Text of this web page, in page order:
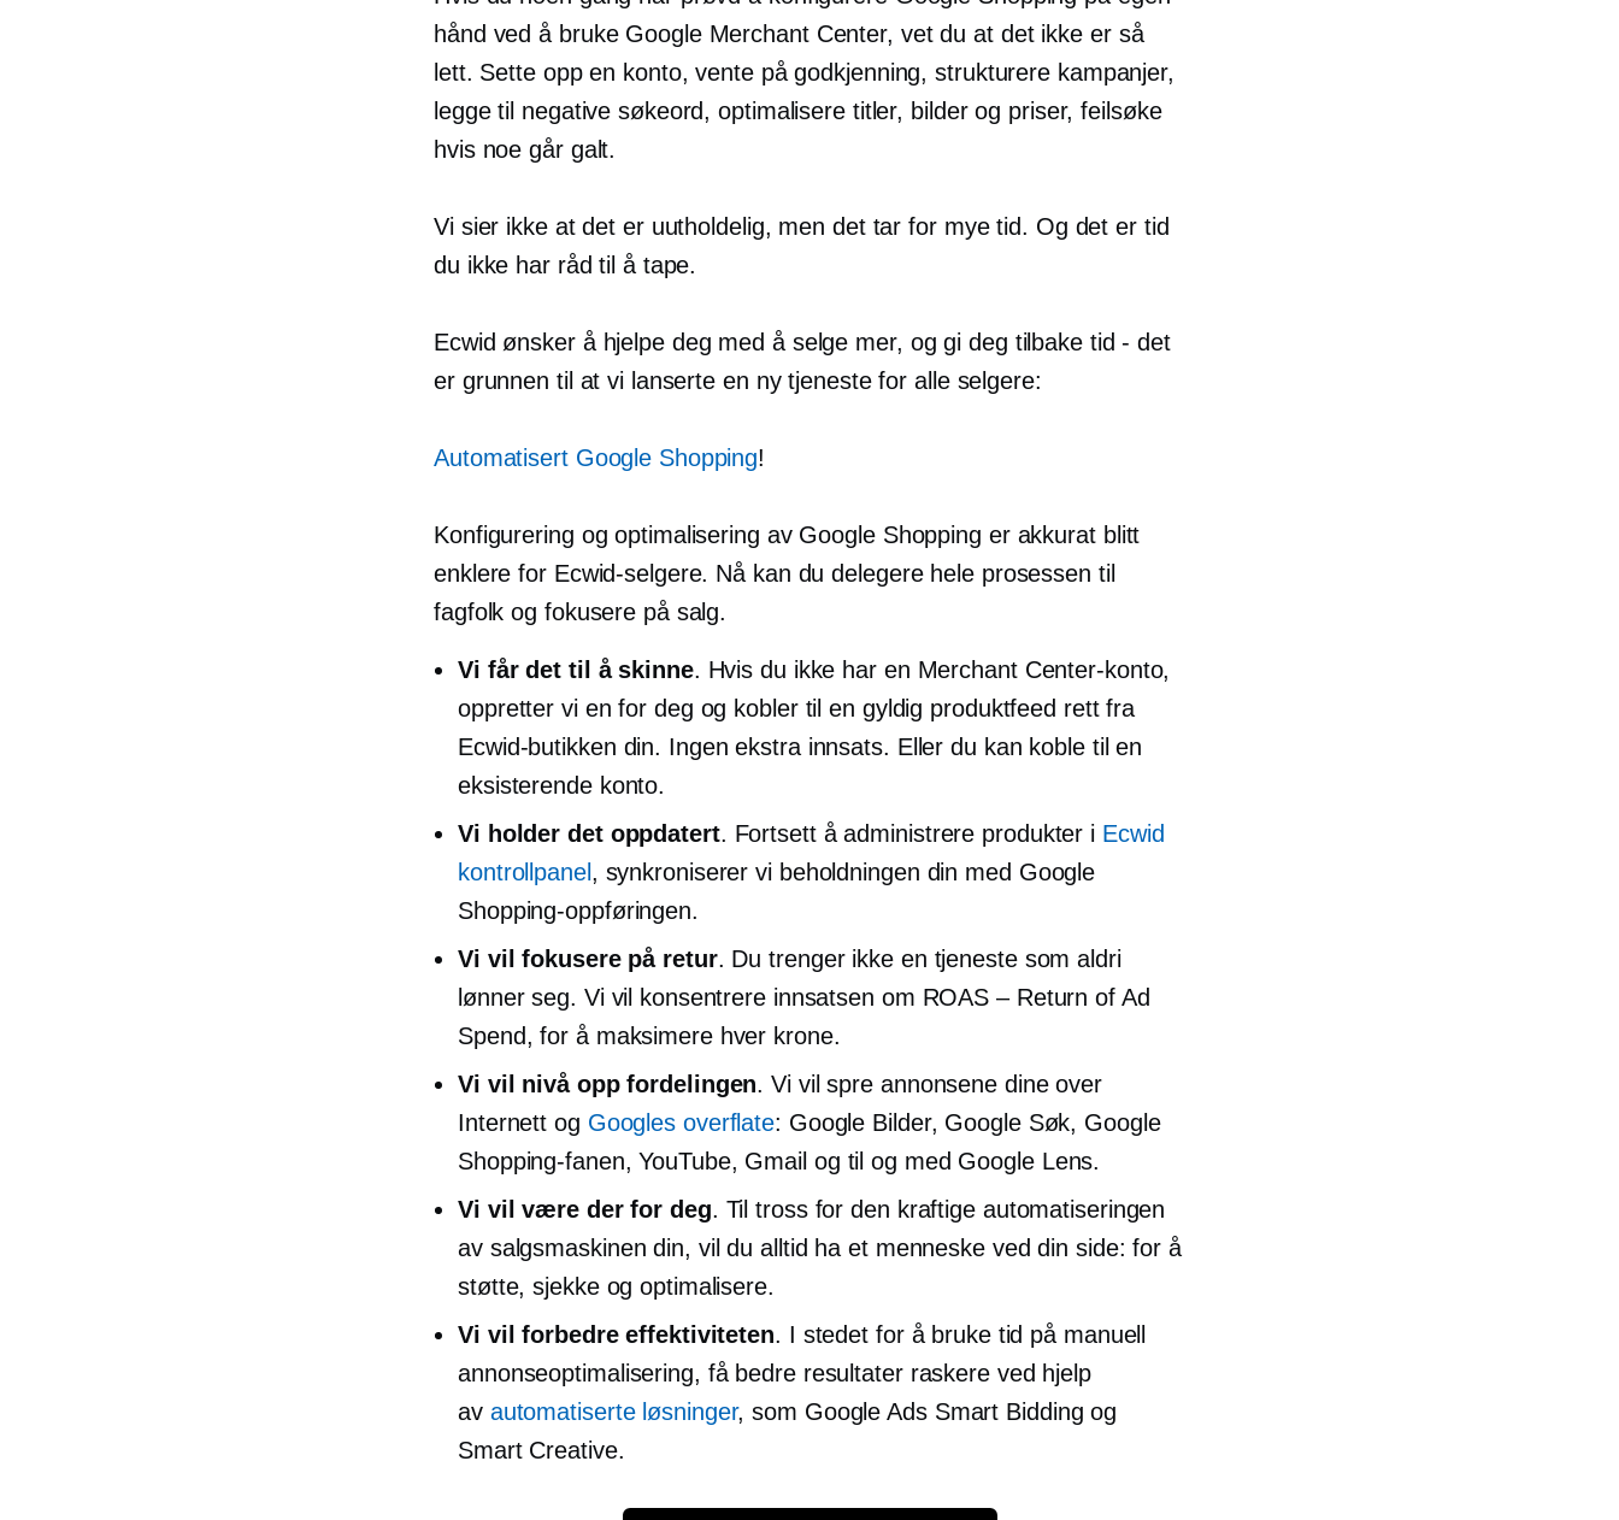
hånd ved å bruke Google Merchant Center, vet du at det ikke er så
lett. Sette opp en konto, vente på godkjenning, strukturere kampanjer,
legge til negative søkeord, optimalisere titler, bilder og priser, feilsøke
hvis noe går galt.
Vi sier ikke at det er uutholdelig, men det tar for mye tid. Og det er tid
du ikke har råd til å tape.
Ecwid ønsker å hjelpe deg med å selge mer, og gi deg tilbake tid - det
er grunnen til at vi lanserte en ny tjeneste for alle selgere:
Automatisert Google Shopping!
Konfigurering og optimalisering av Google Shopping er akkurat blitt
enklere for Ecwid-selgere. Nå kan du delegere hele prosessen til
fagfolk og fokusere på salg.
Vi får det til å skinne. Hvis du ikke har en Merchant Center-konto,
oppretter vi en for deg og kobler til en gyldig produktfeed rett fra
Ecwid-butikken din. Ingen ekstra innsats. Eller du kan koble til en
eksisterende konto.
Vi holder det oppdatert. Fortsett å administrere produkter i Ecwid
kontrollpanel , synkroniserer vi beholdningen din med Google
Shopping-oppføringen.
Vi vil fokusere på retur. Du trenger ikke en tjeneste som aldri
lønner seg. Vi vil konsentrere innsatsen om ROAS – Return of Ad
Spend, for å maksimere hver krone.
Vi vil nivå oppfordelingen. Vi vil spre annonsene dine over
Internett og Googles overflate: Google Bilder, Google Søk, Google
Shopping-fanen, YouTube, Gmail og til og med Google Lens.
Vi vil være der for deg. Til tross for den kraftige automatiseringen
av salgsmaskinen din, vil du alltid ha et menneske ved din side: for å
støtte, sjekke og optimalisere.
Vi vil forbedre effektiviteten. I stedet for å bruke tid på manuell
annonseoptimalisering, få bedre resultater raskere ved hjelp
av automatiserte løsninger, som Google Ads Smart Bidding og
Smart Creative.